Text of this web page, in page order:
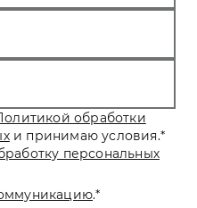
обработки
и принимаю условия.*
персональных
.*